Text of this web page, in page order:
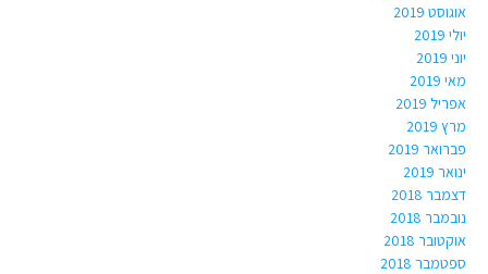
אוגוסט 2019
יולי 2019
יוני 2019
מאי 2019
אפריל 2019
מרץ 2019
פברואר 2019
ינואר 2019
דצמבר 2018
נובמבר 2018
אוקטובר 2018
ספטמבר 2018